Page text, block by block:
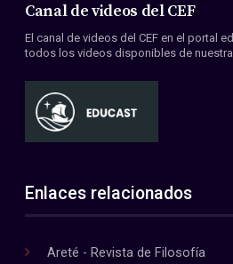
Canal de videos del CEF
El canal de videos del CEF en el portal
todos los videos disponibles de
Enlaces relacionados
Areté - Revista de Filosofía